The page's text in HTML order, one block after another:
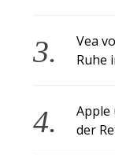
Vea
Ruhe
Apple
der